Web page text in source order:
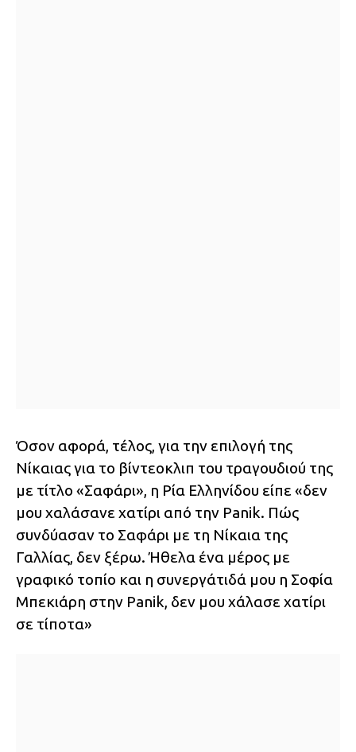
Όσον αφορά, τέλος, για την επιλογή της
Νίκαιας για το βίντεοκλιπ του τραγουδιού της
με τίτλο «Σαφάρι», η Ρία Ελληνίδου είπε «δεν
μου χαλάσανε χατίρι από την Panik. Πώς
συνδύασαν το Σαφάρι με τη Νίκαια της
Γαλλίας, δεν ξέρω. Ήθελα ένα μέρος με
γραφικό τοπίο και η συνεργάτιδά μου η Σοφία
Μπεκιάρη στην Panik, δεν μου χάλασε χατίρι
σε τίποτα»